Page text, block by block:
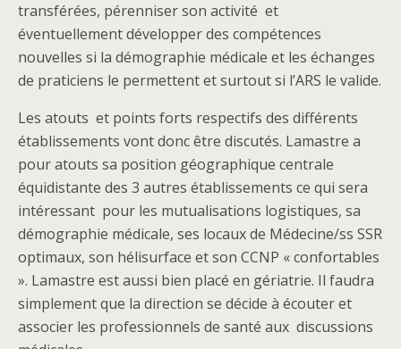
transférées, pérenniser son activité et
éventuellement développer des compétences
nouvelles si la démographie médicale et les échanges
de praticiens le permettent et surtout si l’ARS le valide.
Les atouts et points forts respectifs des différents
établissements vont donc être discutés. Lamastre a
pour atouts sa position géographique centrale
équidistante des 3 autres établissements ce qui sera
intéressant pour les mutualisations logistiques, sa
démographie médicale, ses locaux de Médecine/ss SSR
optimaux, son hélisurface et son CCNP « confortables
». Lamastre est aussi bien placé en gériatrie. Il faudra
simplement que la direction se décide à écouter et
associer les professionnels de santé aux discussions